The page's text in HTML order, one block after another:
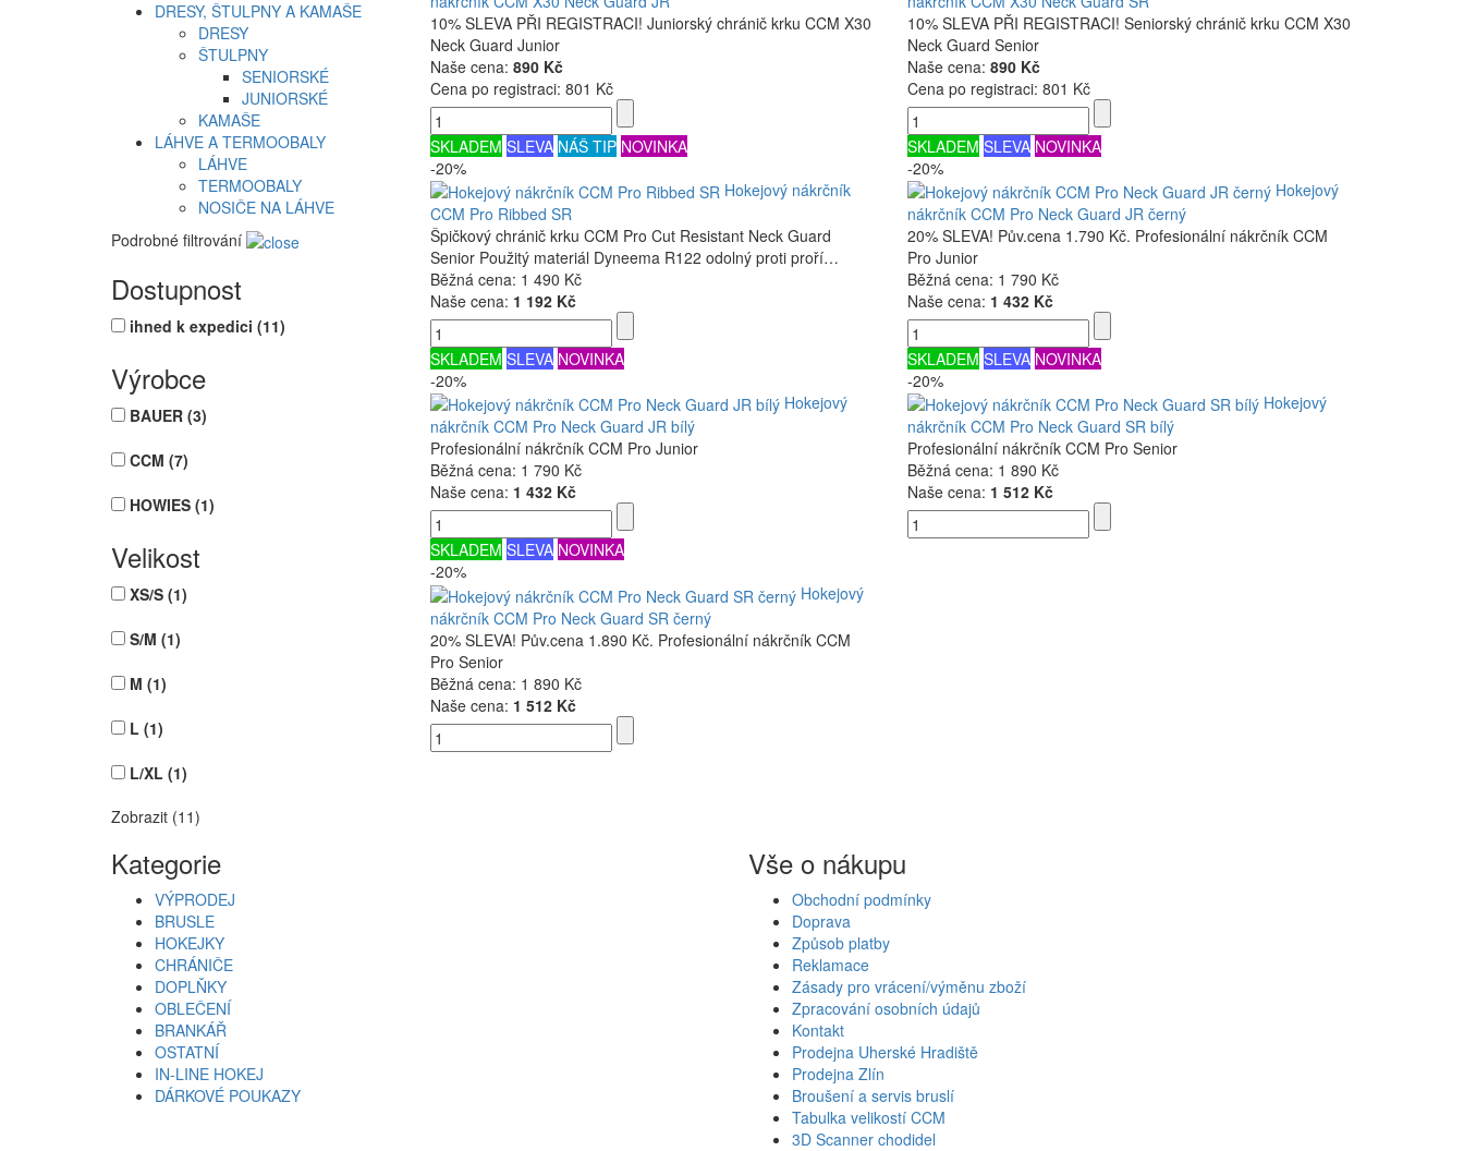
DRESY, ŠTULPNY A KAMAŠE
DRESY
ŠTULPNY
SENIORSKÉ
JUNIORSKÉ
KAMAŠE
LÁHVE A TERMOOBALY
LÁHVE
TERMOOBALY
NOSIČE NA LÁHVE
Podrobné filtrování
Dostupnost
ihned k expedici (11)
Výrobce
BAUER (3)
CCM (7)
HOWIES (1)
Velikost
XS/S (1)
S/M (1)
M (1)
L (1)
L/XL (1)
Zobrazit (11)
10% SLEVA PŘI REGISTRACI! Juniorský chránič krku CCM X30
Neck Guard Junior
Naše cena: 890 Kč
Cena po registraci: 801 Kč
10% SLEVA PŘI REGISTRACI! Seniorský chránič krku CCM X30
Neck Guard Senior
Naše cena:890 Kč
Cena po registraci:801 Kč
SKLADEM SLEVA NÁŠ TIP NOVINKA
-20%
Hokejový nákrčník
CCM Pro Ribbed SR
Špičkový chránič krku CCM Pro Cut Resistant Neck Guard
Senior Použitý materiál Dyneema R122 odolný proti proří…
Běžná cena: 1 490 Kč
Naše cena: 1 192 Kč
SKLADEM SLEVA NOVINKA
-20%
Hokejový
nákrčník CCM Pro Neck Guard JR černý
20% SLEVA! Pův.cena 1.790 Kč. Profesionální nákrčník CCM
Pro Junior
Běžná cena: 1 790 Kč
Naše cena: 1 432 Kč
SKLADEM SLEVA NOVINKA
-20%
Hokejový
nákrčník CCM Pro Neck Guard JR bílý
Profesionální nákrčník CCM Pro Junior
Běžná cena: 1 790 Kč
Naše cena: 1 432 Kč
SKLADEM SLEVA NOVINKA
-20%
Hokejový
nákrčník CCM Pro Neck Guard SR bílý
Profesionální nákrčník CCM Pro Senior
Běžná cena: 1 890 Kč
Naše cena: 1 512 Kč
SKLADEM SLEVA NOVINKA
-20%
Hokejový
nákrčník CCM Pro Neck Guard SR černý
20% SLEVA! Pův.cena 1.890 Kč. Profesionální nákrčník CCM
Pro Senior
Běžná cena: 1 890 Kč
Naše cena: 1 512 Kč
Kategorie
VÝPRODEJ
BRUSLE
HOKEJKY
CHRÁNIČE
DOPLŇKY
OBLEČENÍ
BRANKÁŘ
OSTATNÍ
IN-LINE HOKEJ
DÁRKOVÉ POUKAZY
Vše o nákupu
Obchodní podmínky
Doprava
Způsob platby
Reklamace
Zásady pro vrácení/výměnu zboží
Zpracování osobních údajů
Kontakt
Prodejna Uherské Hradiště
Prodejna Zlín
Broušení a servis bruslí
Tabulka velikostí CCM
3D Scanner chodidel